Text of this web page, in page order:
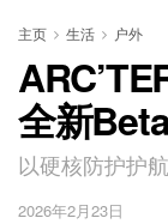
主页 生活 户外
全新
以硬核防护护
2026年2月23日